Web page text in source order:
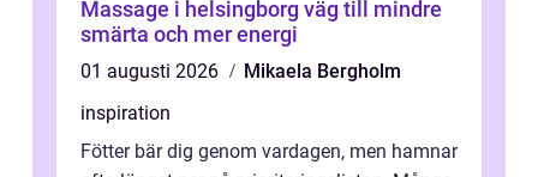
Massage i helsingborg väg till mindre
smärta och mer energi
01 augusti 2026
Mikaela Bergholm
inspiration
Fötter bär dig genom vardagen, men hamnar